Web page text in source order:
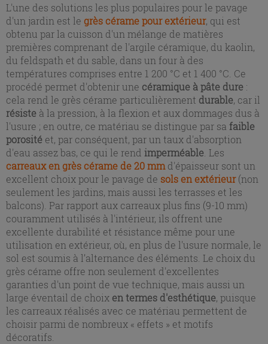
L'une des solutions les plus populaires pour le pavage
d'un jardin est le grès cérame pour extérieur, qui est
obtenu par la cuisson d'un mélange de matières
premières comprenant de l'argile céramique, du kaolin,
du feldspath et du sable, dans un four à des
températures comprises entre 1 200 °C et 1 400 °C. Ce
procédé permet d'obtenir une céramique à pâte dure :
cela rend le grès cérame particulièrement durable, car il
résiste à la pression, à la flexion et aux dommages dus à
l'usure ; en outre, ce matériau se distingue par sa faible
porosité et, par conséquent, par un taux d'absorption
d'eau assez bas, ce qui le rend imperméable . Les
carreaux en grès cérame de 20 mmd'épaisseur sont un
excellent choix pour le pavage de sols en extérieur(non
seulement les jardins, mais aussi les terrasses et les
balcons). Par rapport aux carreaux plus fins (9-10 mm)
couramment utilisés à l'intérieur, ils offrent une
excellente durabilité et résistance même pour une
utilisation en extérieur, où, en plus de l'usure normale, le
sol est soumis à l’alternance des éléments. Le choix du
grès cérame offre non seulement d'excellentes
garanties d'un point de vue technique, mais aussi un
large éventail de choix en termes d'esthétique, puisque
les carreaux réalisés avec ce matériau permettent de
choisir parmi de nombreux « effets » et motifs
décoratifs.